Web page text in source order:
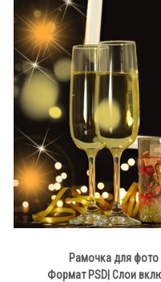
Рамочка для фото
Формат PSD| Слои